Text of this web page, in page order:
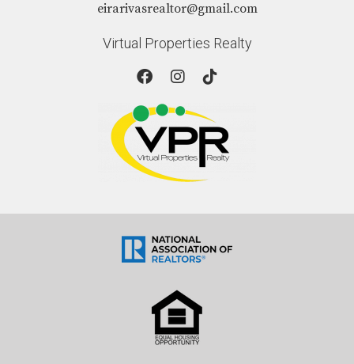
eirarivasrealtor@gmail.com
Virtual Properties Realty